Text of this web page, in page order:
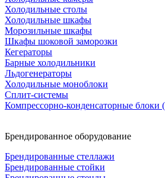
Холодильные столы
Холодильные шкафы
Морозильные шкафы
Шкафы шоковой заморозки
Кегераторы
Барные холодильники
Льдогенераторы
Холодильные моноблоки
Сплит-системы
Компрессорно-конденсаторные
Брендированное оборудование
Брендированные стеллажи
Брендированные стойки